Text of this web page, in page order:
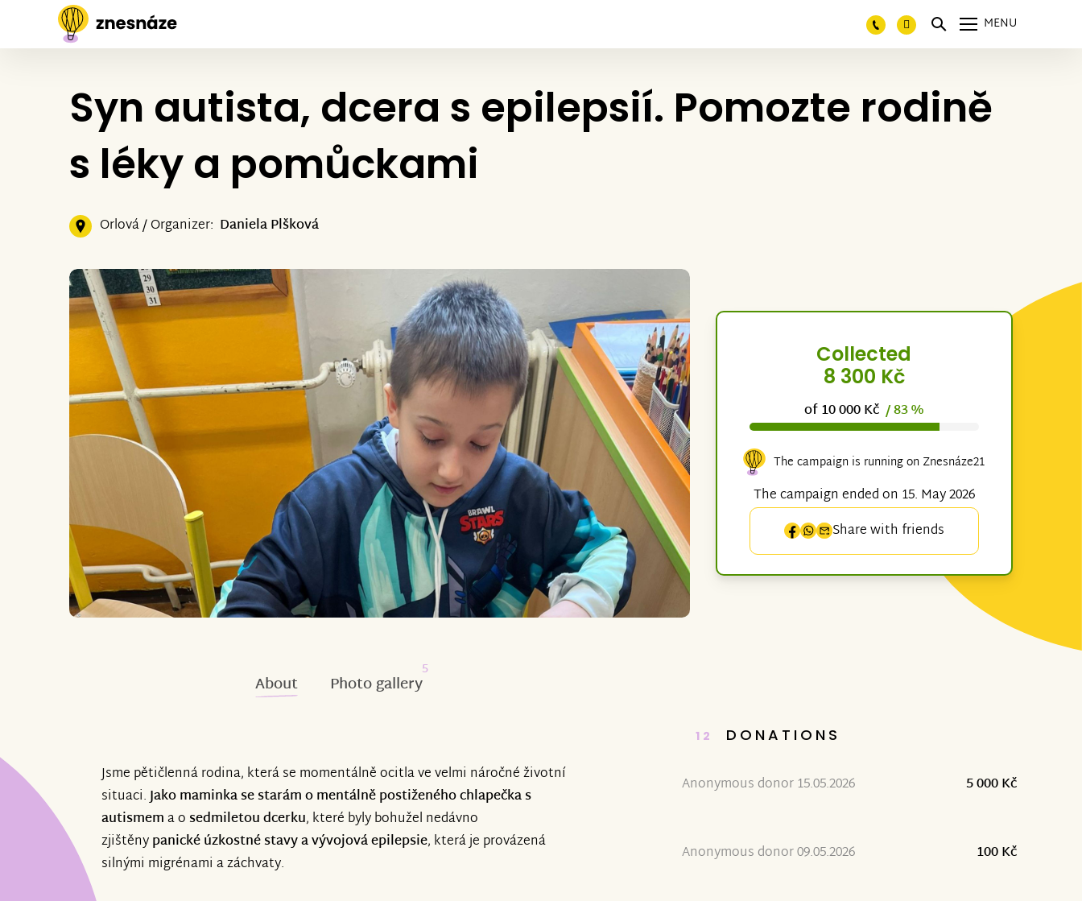
MENU
Syn autista, dcera s epilepsií. Pomozte rodině
s léky a pomůckami
Orlová / Organizer: Daniela Plšková
Collected
8 300 Kč
of 10 000 Kč/ 83 %
The campaign is running on Znesnáze21
The campaign ended on 15. May 2026
Share with friends
About Photo gallery
5
Jsme pětičlenná rodina, která se momentálně ocitla ve velmi náročné životní
situaci.Jako maminka se starám o mentálně postiženého chlapečka s
autismema osedmiletou dcerku, které byly bohužel nedávno
zjištěnypanické úzkostné stavy a vývojová epilepsie, která je provázená
silnými migrénami a záchvaty.
12 DONATIONS
Anonymous donor 15.05.2026 5 000 Kč
Anonymous donor 09.05.2026 100 Kč